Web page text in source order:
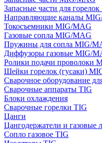
Запасные части для
Направляющие каналы
Токосъемники MIG/MAG
Газовые сопла MIG/MAG
Пружины для сопла MIG/
Диффузоры газовые MIG/
Ролики подачи проволоки
Шейки горелок (гусаки)
Сварочное оборудование
Сварочные аппараты TIG
Блоки охлаждения
Сварочные горелки TIG
Цанги
Цангодержатели и газовые
Сопло газовое TIG